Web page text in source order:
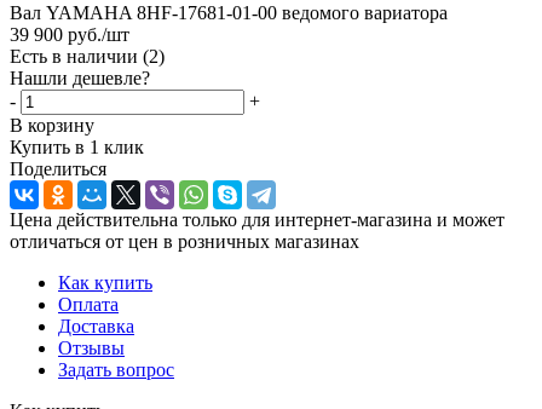
Вал YAMAHA 8HF-17681-01-00 ведомого вариатора
39 900 руб./шт
Есть в наличии (2)
Нашли дешевле?
-
+
В корзину
Купить в 1 клик
Поделиться
Цена действительна только для интернет-магазина и может
отличаться от цен в розничных магазинах
Как купить
Оплата
Доставка
Отзывы
Задать вопрос